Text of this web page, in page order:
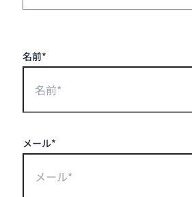
名前*
メール*